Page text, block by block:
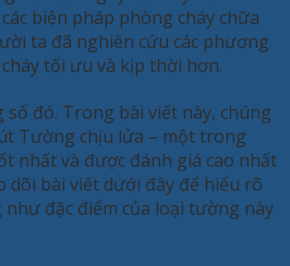
biện pháp phòng cháy chữa
ta đã nghiên cứu các phương
tối ưu và kịp thời hơn.
đó. Trong bài viết này, chúng
Tường chịu lửa – một trong
nhất và được đánh giá cao nhất
dõi bài viết dưới đây để hiểu rõ
như đặc điểm của loại tường này